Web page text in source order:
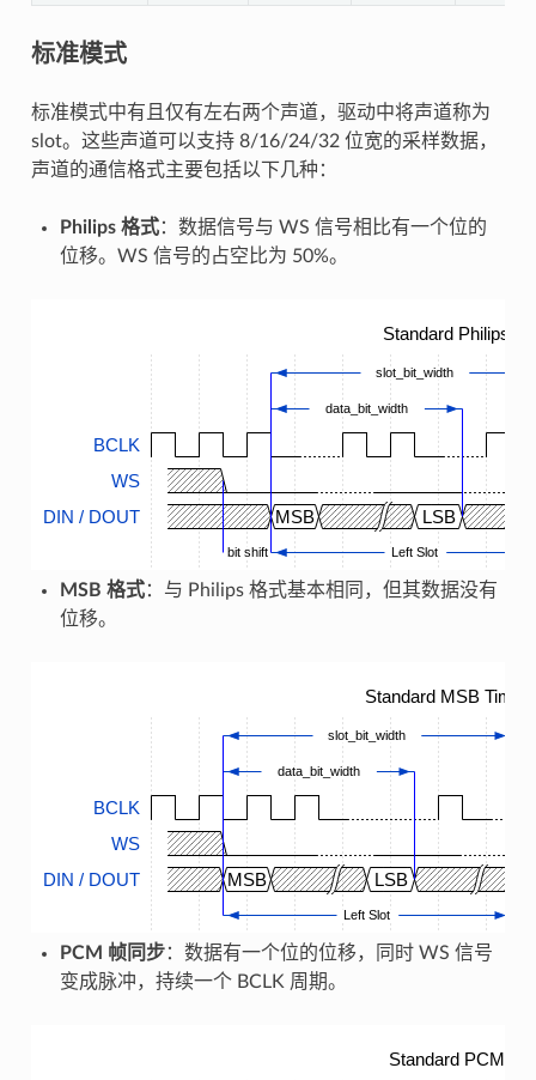
标准模式
标准模式中有且仅有左右两个声道，驱动中将声道称为
slot。这些声道可以支持 8/16/24/32 位宽的采样数据，
声道的通信格式主要包括以下几种：
Philips 格式：数据信号与 WS 信号相比有一个位的
位移。WS 信号的占空比为 50%。
Standard Philips
BCLK
WS
DIN / DOUT
MSB LSB
slot_bit_width
data_bit_width
bit shift Left Slot
MSB 格式：与 Philips 格式基本相同，但其数据没有
位移。
Standard MSB
BCLK
WS
DIN / DOUT
MSB LSB
slot_bit_width
data_bit_width
Left Slot
PCM 帧同步：数据有一个位的位移，同时 WS 信号
变成脉冲，持续一个 BCLK 周期。
Standard PCM